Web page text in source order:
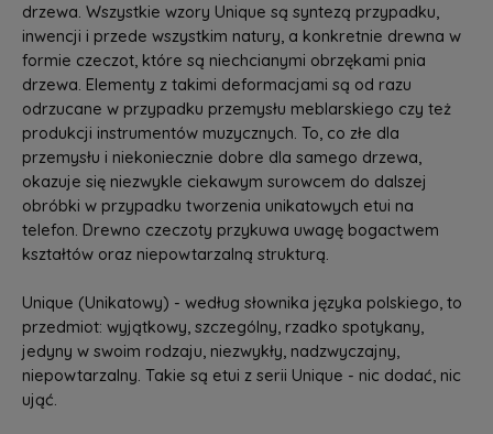
drzewa. Wszystkie wzory Unique są syntezą przypadku,
inwencji i przede wszystkim natury, a konkretnie drewna w
formie czeczot, które są niechcianymi obrzękami pnia
drzewa. Elementy z takimi deformacjami są od razu
odrzucane w przypadku przemysłu meblarskiego czy też
produkcji instrumentów muzycznych. To, co złe dla
przemysłu i niekoniecznie dobre dla samego drzewa,
okazuje się niezwykle ciekawym surowcem do dalszej
obróbki w przypadku tworzenia unikatowych etui na
telefon. Drewno czeczoty przykuwa uwagę bogactwem
kształtów oraz niepowtarzalną strukturą.
Unique (Unikatowy) - według słownika języka polskiego, to
przedmiot: wyjątkowy, szczególny, rzadko spotykany,
jedyny w swoim rodzaju, niezwykły, nadzwyczajny,
niepowtarzalny. Takie są etui z serii Unique - nic dodać, nic
ująć.